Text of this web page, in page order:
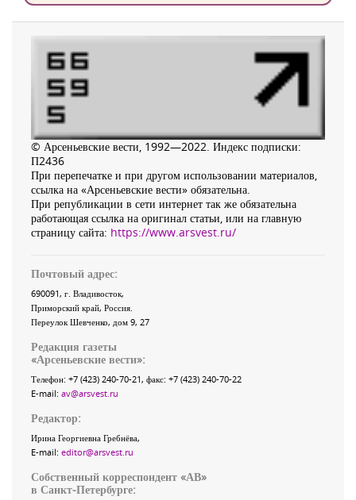
© Арсеньевские вести, 1992—2022. Индекс подписки:
П2436
При перепечатке и при другом использовании материалов,
ссылка на «Арсеньевские вести» обязательна.
При републикации в сети интернет так же обязательна
работающая ссылка на оригинал статьи, или на главную
страницу сайта: https://www.arsvest.ru/
Почтовый адрес:
690091, г. Владивосток,
Приморский край, Россия
Переулок Шевченко, дом 9, 27
Редакция газеты
«Арсеньевские вести»:
Телефон: +7 (423) 240-70-21, факс: +7 (423) 240-70-22
E-mail: av@arsvest.ru
Редактор:
Ирина Георгиевна Гребнёва,
E-mail: editor@arsvest.ru
Собственный корреспондент «АВ»
в Санкт-Петербурге: